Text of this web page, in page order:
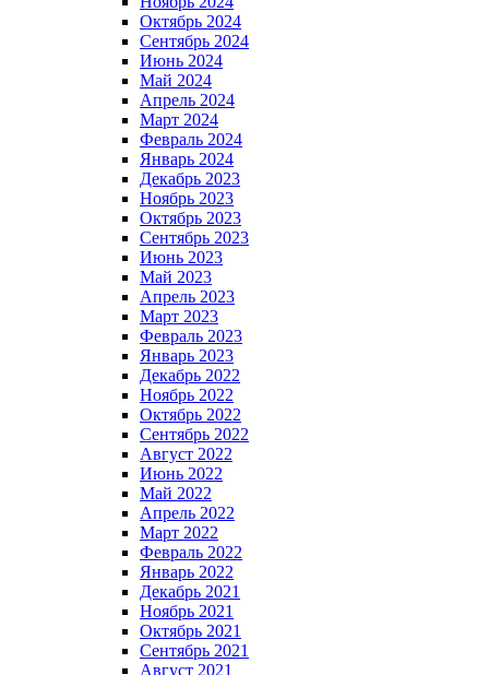
Октябрь 2024
Сентябрь 2024
Июнь 2024
Май 2024
Апрель 2024
Март 2024
Февраль 2024
Январь 2024
Декабрь 2023
Ноябрь 2023
Октябрь 2023
Сентябрь 2023
Июнь 2023
Май 2023
Апрель 2023
Март 2023
Февраль 2023
Январь 2023
Декабрь 2022
Ноябрь 2022
Октябрь 2022
Сентябрь 2022
Август 2022
Июнь 2022
Май 2022
Апрель 2022
Март 2022
Февраль 2022
Январь 2022
Декабрь 2021
Ноябрь 2021
Октябрь 2021
Сентябрь 2021
Август 2021